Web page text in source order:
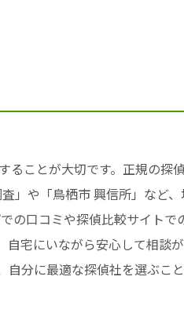
ることが大切です。正規の探
」や「鳥栖市 興信所」など、
の口コミや探偵比較サイトで
宅にいながら安心して相談
分に最適な探偵社を選ぶこ